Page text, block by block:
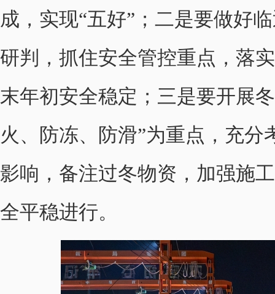
成，实现“五好”；二是要做好
研判，抓住安全管控重点，落
末年初安全稳定；三是要开展
火、防冻、防滑”为重点，充分
影响，备注过冬物资，加强施
全平稳进行。